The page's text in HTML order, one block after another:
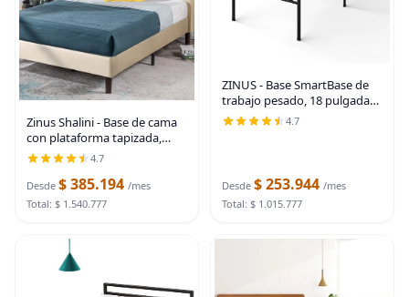
Zinus Shalini - Base de cama
con plataforma tapizada,
base de colchón, soporte de
necesita somier, de fácil
montaje, color
4.7
Desde $ 385.194 /mes
Total: $ 1.540.777
ZINUS - Base SmartBase de
trabajo pesado, 18 pulgadas,
marco metálico, sin somier,
4.7
Desde $ 253.944 /mes
Total: $ 1.015.777